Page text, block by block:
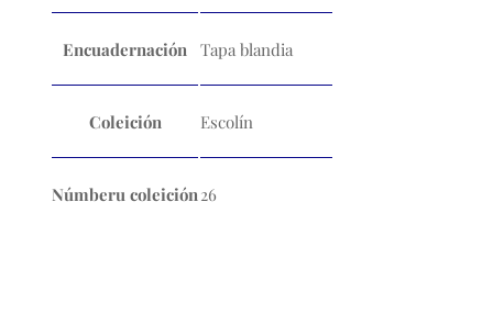
Encuadernación Tapa blandia
Coleición Escolín
Númberu coleición26